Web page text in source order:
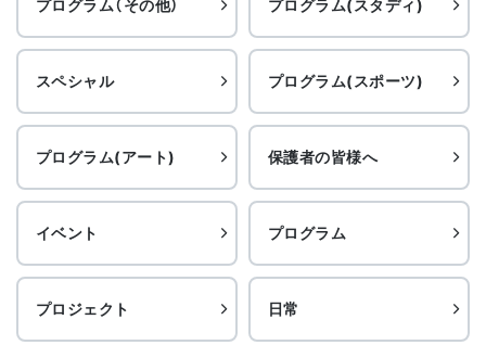
プログラム（その他） プログラム(スタディ)
スペシャル プログラム(スポーツ)
プログラム(アート) 保護者の皆様へ
イベント プログラム
プロジェクト 日常